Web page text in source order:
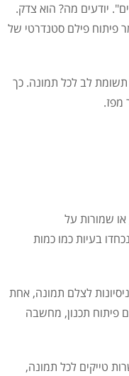
יודעים מה? הוא צדק.
פיתוח תמונה מפילם באותה תקופה עלה כ- 3-3.5 ש"ח. כלומר פיתוח פילם סטנדרטי של
לב לכל תמונה. כך
מפז.
שמורות על
בעיות כמו כמות
לצלם תמונה, אחת
פיתוח תכנון, מחשבה
טייקים לכל תמונה,